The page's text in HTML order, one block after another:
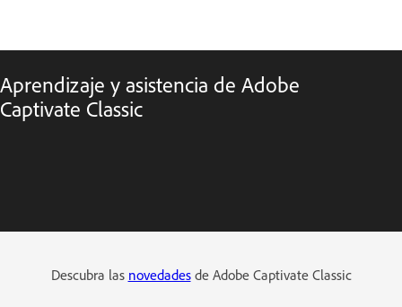
Aprendizaje y asistencia de Adobe
Captivate Classic
Descubra las novedadesde Adobe Captivate Classic